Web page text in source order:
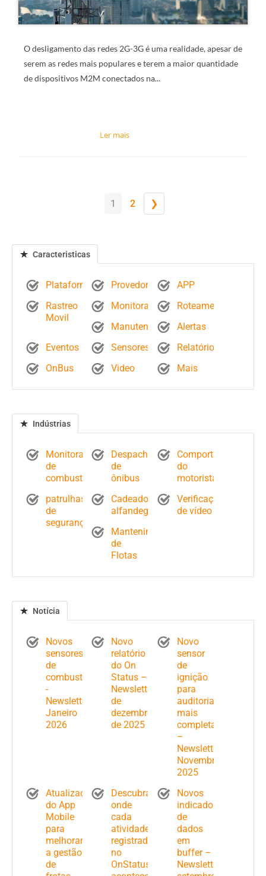
O desligamento das redes 2G-3G é uma realidade, apesar de
serem as redes mais populares e terem a maior quantidade
de dispositivos M2M conectados na...
1 2 ❯
Caracteristicas
Plataforma Provedores
APP
Rastreo
Movil
Monitoramento
Roteamento
Manutenção
Alertas
Eventos
Sensores
Relatórios
OnBus
Video Mais
Indústrias
Monitoramento
de
combustível
Despacho
de
ônibus
Comportamento
do
motorista
patrulhas
de
segurança
Cadeados
alfandegários
Verificação
de vídeo
Mantenimiento
de
Flotas
Notícia
Novos
sensores
de
combustível
-
Newsletter
Janeiro
2026
Novo
relatório
do On
Status –
Newsletter
de
dezembro
de 2025
Novo
sensor
de
ignição
para
auditorias
mais
completas
–
Newsletter
Novembro
2025
Atualizações
do App
Mobile
para
melhorar
a gestão
de
Descubra
onde
cada
atividade
registrada
no
OnStatus
Novos
indicadores
de
dados
em
buffer –
Newsletter